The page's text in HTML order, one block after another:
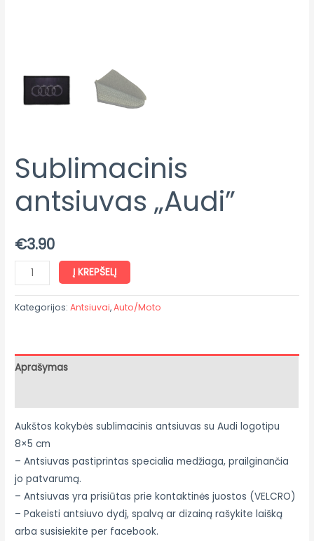
Sublimacinis
antsiuvas „Audi”
€3.90
Į KREPŠELĮ
Kategorijos:Antsiuvai,Auto/Moto
Aprašymas
Aukštos kokybės sublimacinis antsiuvas su Audi logotipu
8×5 cm
– Antsiuvas pastiprintas specialia medžiaga, prailginančia
jo patvarumą.
– Antsiuvas yra prisiūtas prie kontaktinės juostos (VELCRO)
– Pakeisti antsiuvo dydį, spalvą ar dizainą rašykite laišką
arba susisiekite per facebook.